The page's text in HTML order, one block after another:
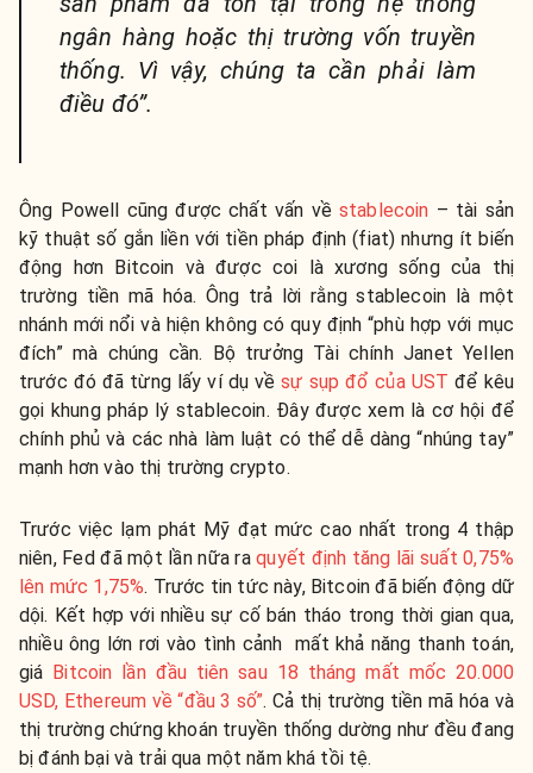
ngân hàng hoặc thị trường vốn truyền
thống. Vì vậy, chúng ta cần phải làm
điều đó”.
Ông Powell cũng được chất vấn về stablecoin – tài sản
kỹ thuật số gắn liền với tiền pháp định (fiat) nhưng ít biến
động hơn Bitcoin và được coi là xương sống của thị
trường tiền mã hóa. Ông trả lời rằng stablecoin là một
nhánh mới nổi và hiện không có quy định “phù hợp với mục
đích” mà chúng cần. Bộ trưởng Tài chính Janet Yellen
trước đó đã từng lấy ví dụ vềsự sụp đổ của UST để kêu
gọi khung pháp lý stablecoin. Đây được xem là cơ hội để
chính phủ và các nhà làm luật có thể dễ dàng “nhúng tay”
mạnh hơn vào thị trường crypto.
Trước việc lạm phát Mỹ đạt mức cao nhất trong 4 thập
niên, Fed đã một lần nữa raquyết định tăng lãi suất 0,75%
lên mức 1,75%. Trước tin tức này, Bitcoin đã biến động dữ
dội. Kết hợp với nhiều sự cố bán tháo trong thời gian qua,
nhiều ông lớn rơi vào tình cảnh mất khả năng thanh toán,
giá Bitcoin lần đầu tiên sau 18 tháng mất mốc 20.000
USD, Ethereum về “đầu 3 số”.Cả thị trường tiền mã hóa và
thị trường chứng khoán truyền thống dường như đều đang
bị đánh bại và trải qua một năm khá tồi tệ.